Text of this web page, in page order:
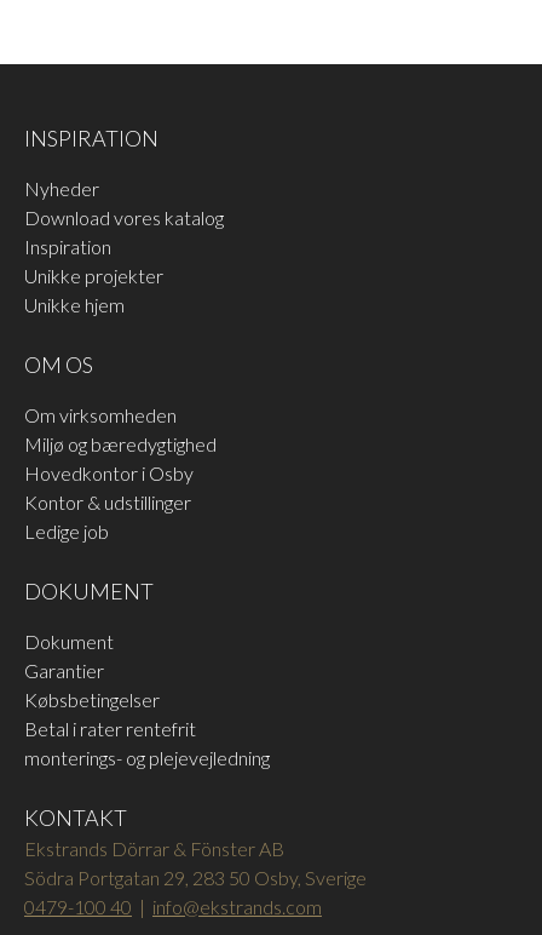
INSPIRATION
Nyheder
Download vores katalog
Inspiration
Unikke projekter
Unikke hjem
OM OS
Om virksomheden
Miljø og bæredygtighed
Hovedkontor i Osby
Kontor & udstillinger
Ledige job
DOKUMENT
Dokument
Garantier
Købsbetingelser
Betal i rater rentefrit
monterings- og plejevejledning
KONTAKT
Ekstrands Dörrar & Fönster AB
Södra Portgatan 29, 283 50 Osby, Sverige
0479-100 40 | info@ekstrands.com